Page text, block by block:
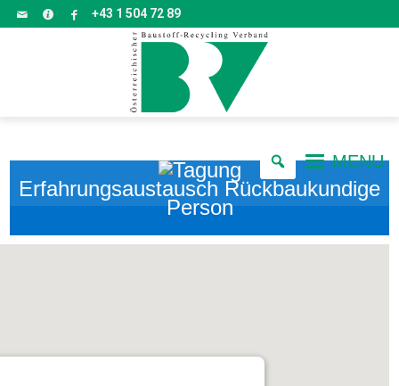
+43 1 504 72 89
MENU
Erfahrungsaustausch Rückbaukundige
Person